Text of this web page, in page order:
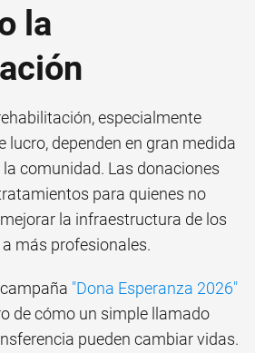
la
especialmente
lucro, dependen en gran medida
comunidad. Las donaciones
para quienes no
la infraestructura de los
más profesionales.
"Dona Esperanza 2026"
de cómo un simple llamado
pueden cambiar vidas.